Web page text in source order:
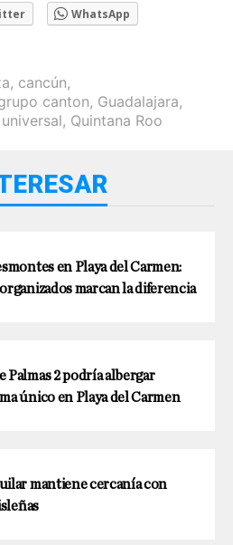
WhatsApp
, cancún,
canton, Guadalajara,
, Quintana Roo
en Playa del Carmen:
marcan la diferencia
Palmas 2 podría albergar
único en Playa del Carmen
mantiene cercanía con